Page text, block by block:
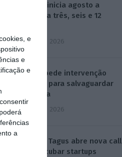
e
e
e
a
Euribor inicia agosto a
descer a três, seis e 12
3 Agosto 2026
SEDES pede intervenção
política para salvaguardar
refinaria
3 Agosto 2026
ESA BIC Tagus abre nova call
para incubar startups